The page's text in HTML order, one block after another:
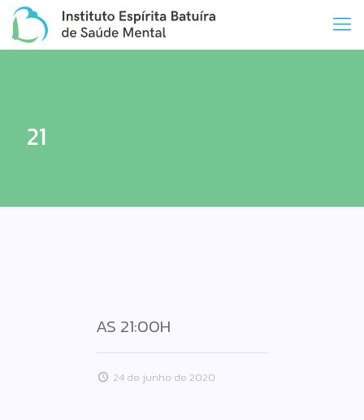
21
AS 21:00H
24 de junho de 2020